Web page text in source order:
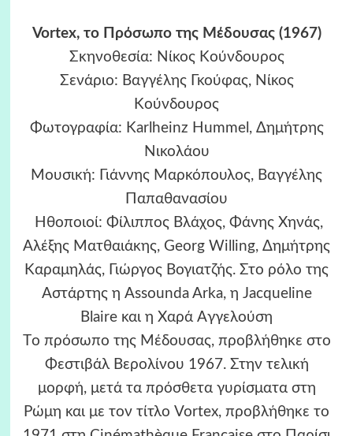
Vortex, το Πρόσωπο της Μέδουσας (1967)
Σκηνοθεσία: Nίκος Kούνδουρος
Σενάριο: Bαγγέλης Γκούφας, Nίκος
Kούνδουρος
Φωτογραφία: Karlheinz Hummel, Δημήτρης
Nικολάου
Mουσική: Γιάννης Mαρκόπουλος, Βαγγέλης
Παπαθανασίου
Hθοποιοί: Φίλιππος Bλάχος, Φάνης Xηνάς,
Aλέξης Mατθαιάκης, Georg Willing, Δημήτρης
Kαραμηλάς, Γιώργος Bογιατζής. Στο ρόλο της
Aστάρτης η Assounda Arka, η Jacqueline
Blaire και η Xαρά Aγγελούση
Tο πρόσωπο της Μέδουσας, προβλήθηκε στο
Φεστιβάλ Bερολίνου 1967. Στην τελική
μορφή, μετά τα πρόσθετα γυρίσματα στη
Pώμη και με τον τίτλο Vortex, προβλήθηκε το